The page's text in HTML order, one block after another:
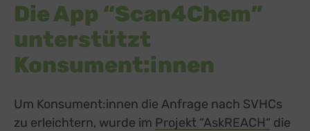
Die App “Scan4Chem”
unterstützt
Konsument:innen
Um Konsument:innen die Anfrage nach SVHCs
zu erleichtern, wurde im Projekt ‪“AskREACH“ die